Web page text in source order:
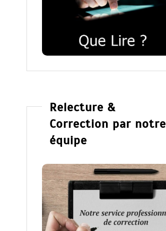
Relecture &
Correction par notre
équipe